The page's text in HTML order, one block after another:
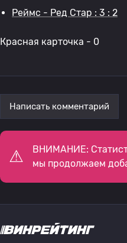
Реймс - Ред Стар : 3 : 2
Красная карточка - 0
Написать комментарий
ВНИМАНИЕ:
мы продолжаем